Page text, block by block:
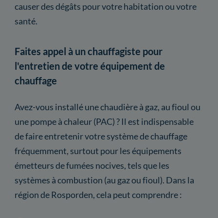
causer des dégâts pour votre habitation ou votre
santé.
Faites appel à un chauffagiste pour
l'entretien de votre équipement de
chauffage
Avez-vous installé une chaudière à gaz, au fioul ou
une pompe à chaleur (PAC) ? Il est indispensable
de faire entretenir votre système de chauffage
fréquemment, surtout pour les équipements
émetteurs de fumées nocives, tels que les
systèmes à combustion (au gaz ou fioul). Dans la
région de Rosporden, cela peut comprendre :